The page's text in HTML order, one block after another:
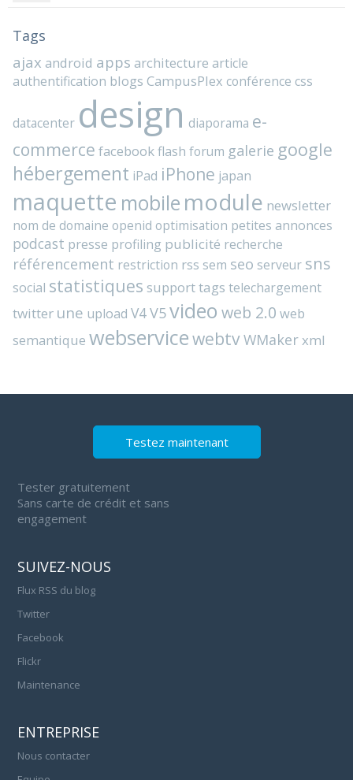
Tags
ajax android apps architecture article
authentification blogs CampusPlex conférence css
datacenter design diaporama e-
commerce facebookflash forum galerie google
hébergement iPad iPhone japan
maquette mobile module newsletter
nom de domaine openid optimisation petites annonces
podcast presse profiling publicité recherche
référencement restriction rss sem seo serveur sns
social statistiques supporttags telechargement
twitter une upload V4V5video web 2.0 web
semantique webservicewebtvWMakerxml
Testez maintenant
Tester gratuitement
Sans carte de crédit et sans
engagement
SUIVEZ-NOUS
Flux RSS du blog
Twitter
Facebook
Flickr
Maintenance
ENTREPRISE
Nous contacter